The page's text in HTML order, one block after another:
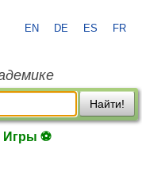
EN DE ES FR
Найти!
Игры ⚽